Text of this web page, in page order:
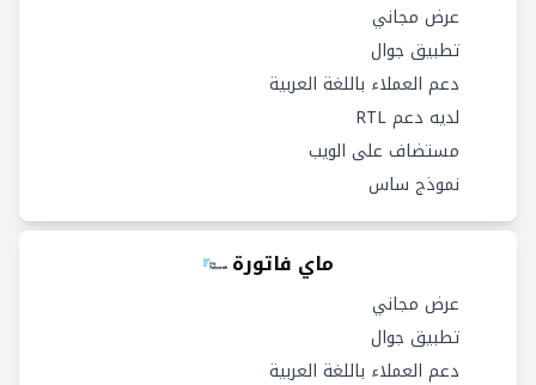
عرض مجاني
تطبيق جوال
دعم العملاء باللغة العربية
لديه دعم RTL
مستضاف على الويب
نموذج ساس
ماي فاتورة
عرض مجاني
تطبيق جوال
دعم العملاء باللغة العربية